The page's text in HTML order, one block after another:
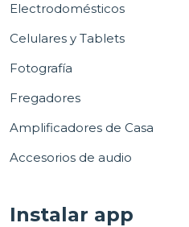
Electrodomésticos
Celulares y Tablets
Fotografía
Fregadores
Amplificadores de Casa
Accesorios de audio
Instalar app